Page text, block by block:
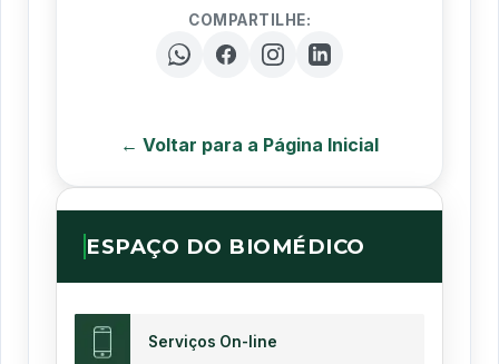
COMPARTILHE:
← Voltar para a Página Inicial
ESPAÇO DO BIOMÉDICO
Serviços On-line